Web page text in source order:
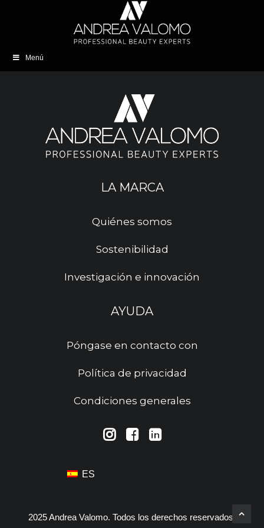
Menú
LA MARCA
Quiénes somos
Sostenibilidad
Investigación e innovación
AYUDA
Póngase en contacto con
Política de privacidad
Condiciones generales
ES
2025 Andrea Valomo. Todos los derechos reservados.